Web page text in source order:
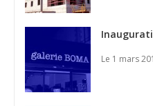
Le 1 mars